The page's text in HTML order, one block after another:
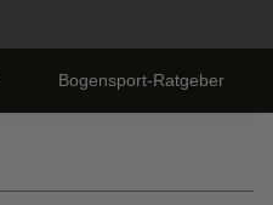
Bogensport-Ratgeber